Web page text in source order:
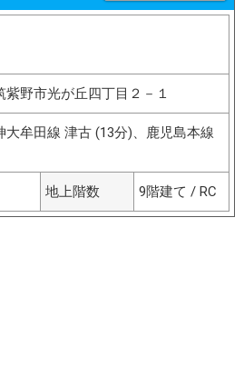
紫野市光が丘四丁目２－１
大牟田線 津古 (13分)、鹿児島本線
地上階数 9階建て / RC